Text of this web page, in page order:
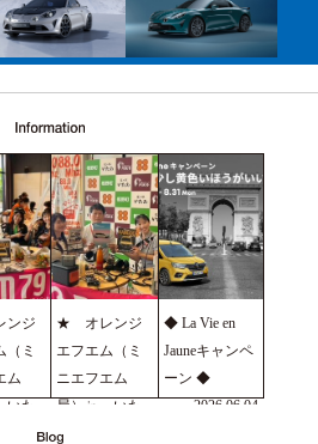
ジ
（ミ
ム
た
★ オレンジ
エフエム（ミ
ニエフエム
局）㏌ いた
の ★
◆ La Vie en
Jauneキャンペ
ーン ◆
2026.06.04